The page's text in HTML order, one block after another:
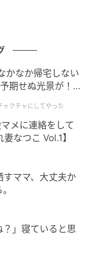
考えて動いて
いなどと、厳
ん。もしかし
、「こういう
みるといいか
気持ちを押
持ちを押し付
もしれませ
持っているの
かなか帰宅しない
期せぬ光景が！
ャクチャにしてやった
メに連絡をして
なつこ Vol.1】
ママ、大丈夫か
」寝ていると思